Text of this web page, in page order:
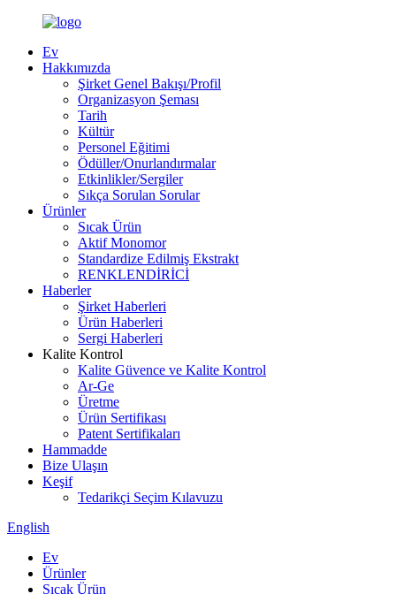
Ev
Hakkımızda
Şirket Genel Bakışı/Profil
Organizasyon Şeması
Tarih
Kültür
Personel Eğitimi
Ödüller/Onurlandırmalar
Etkinlikler/Sergiler
Sıkça Sorulan Sorular
Ürünler
Sıcak Ürün
Aktif Monomor
Standardize Edilmiş Ekstrakt
RENKLENDİRİCİ
Haberler
Şirket Haberleri
Ürün Haberleri
Sergi Haberleri
Kalite Kontrol
Kalite Güvence ve Kalite Kontrol
Ar-Ge
Üretme
Ürün Sertifikası
Patent Sertifikaları
Hammadde
Bize Ulaşın
Keşif
Tedarikçi Seçim Kılavuzu
English
Ev
Ürünler
Sıcak Ürün